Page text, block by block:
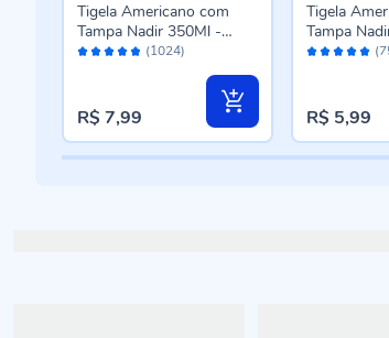
Avaliação: (1024)
Tigela Americano com
Tampa Nadir 350Ml -
Cores Sortidas
R$ 7,99
Avaliação:
Tigela
Tampa
Cores
R$ 5,99